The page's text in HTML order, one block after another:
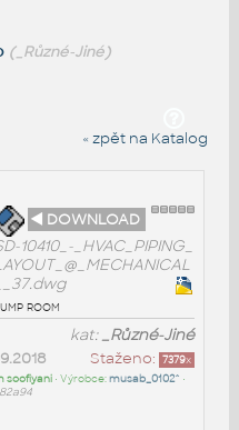
(_Různé-Jiné)
« zpět na Katalog
◄ DOWNLOAD
10410_-_HVAC_PIPING_
__37.dwg
room
kat:_Různé-Jiné
Staženo: 7379x
soofiyani• Výrobce:musab_0102^ •